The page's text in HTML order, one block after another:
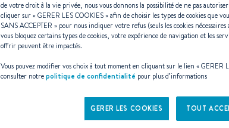
TYPE D'ÉVÉNEMENT - Tout -
de votre droit à la vie privée, nous vous donnons la possibilité de ne pas
cliquer sur «GERER LES COOKIES» afin de choisir les types de cookies que
SANS ACCEPTER » pour nous indiquer votre refus (seuls les cookies
vous bloquez certains types de cookies, votre expérience de navigation et les
offrir peuvent être impactés.
Vous pouvez modifier vos choix à tout moment en cliquant sur le lien «GERER
consulter notrepolitique de confidentialité pour plus d’informations
GERER LES COOKIES TOUT